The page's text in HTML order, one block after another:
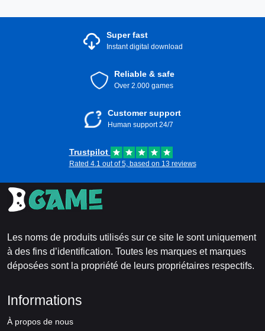
Super fast
Instant digital download
Reliable & safe
Over 2.000 games
Customer support
Human support 24/7
Trustpilot
Rated 4.1 out of 5, based on 13 reviews
Les noms de produits utilisés sur ce site le sont uniquement
à des fins d’identification. Toutes les marques et marques
déposées sont la propriété de leurs propriétaires respectifs.
Informations
À propos de nous